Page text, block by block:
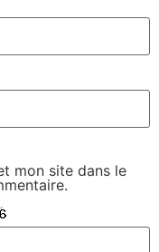
mon site dans le